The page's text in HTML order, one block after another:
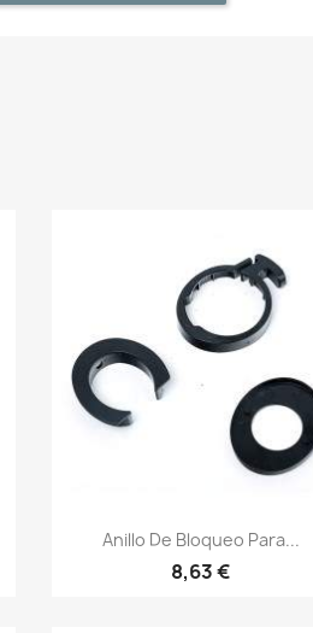
Vista rápida
Anillo De Bloqueo Para...
8,63 €